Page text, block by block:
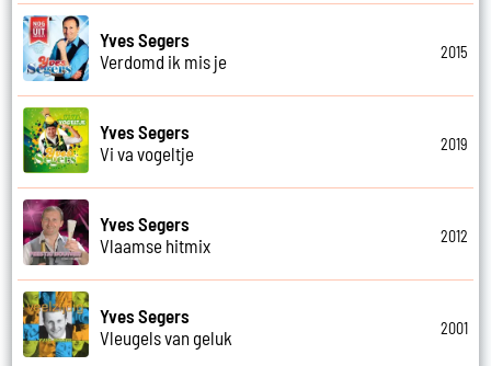
Yves Segers
Verdomd ik mis je
2015
Yves Segers
Vi va vogeltje
2019
Yves Segers
Vlaamse hitmix
2012
Yves Segers
Vleugels van geluk
2001